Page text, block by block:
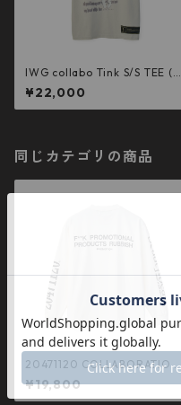
IWG collabo Tink S/S TEE (F
ROST GRAY)
¥22,000
同じカテゴリの商品
20471120 COLLABORATION
L/S TEE _1 (WHT×BLK）
¥19,800